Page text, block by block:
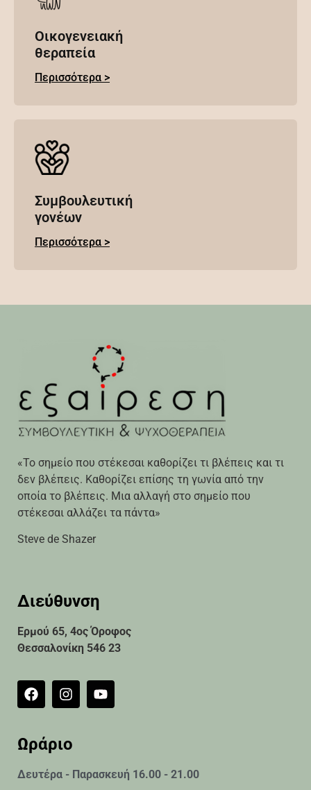
Οικογενειακή
θεραπεία
Περισσότερα >
Συμβουλευτική
γονέων
Περισσότερα >
«Το σημείο που στέκεσαι καθορίζει τι βλέπεις και τι
δεν βλέπεις. Καθορίζει επίσης τη γωνία από την
οποία το βλέπεις. Μια αλλαγή στο σημείο που
στέκεσαι αλλάζει τα πάντα»
Steve de Shazer
Διεύθυνση
Ερμού 65, 4ος Όροφος
Θεσσαλονίκη 546 23
Ωράριο
Δευτέρα - Παρασκευή 16.00 - 21.00